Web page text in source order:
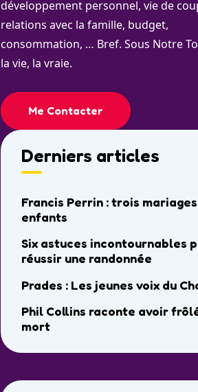
développement personnel, vie de
relations avec la famille, budget,
consommation, … Bref. Sous Notre
la vie, la vraie.
Me Contacter
Derniers articles
Francis Perrin : trois
enfants
Six astuces incontournables
réussir une randonnée
Prades : Les jeunes voix du
Phil Collins raconte avoir
mort